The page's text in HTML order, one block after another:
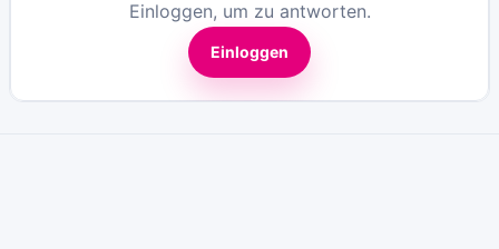
Einloggen, um zu antworten.
Einloggen